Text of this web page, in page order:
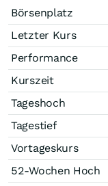
Börsenplatz
Letzter Kurs
Performance
Kurszeit
Tageshoch
Tagestief
Vortageskurs
52-Wochen Hoch